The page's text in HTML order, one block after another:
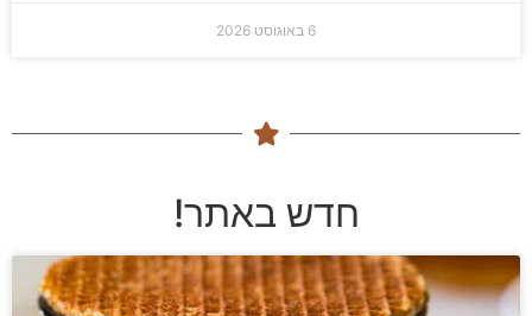
6 באוגוסט 2026
חדש באתר!